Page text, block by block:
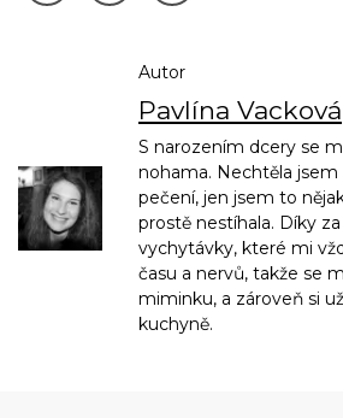
Autor
Pavlína Vacková
S narozením dcery se
nohama. Nechtěla
pečení, jen jsem to
prostě nestíhala. Díky
vychytávky, které mi
času a nervů, takže se
miminku, a zároveň si
kuchyně.